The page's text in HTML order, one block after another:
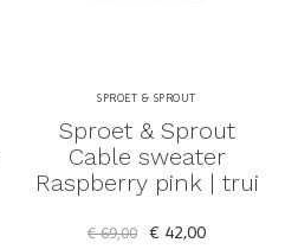
SPROET & SPROUT
Sproet & Sprout
Cable sweater
Raspberry pink | trui
€ 69,00 € 42,00